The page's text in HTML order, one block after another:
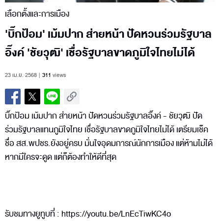
เลือกตั้งและการเมือง
'บิ๊กป้อม' เม้มปาก ส่ายหน้า ปัดหวนร่วมรัฐบาล
อิ๊งค์ 'ชัยวุฒิ' เชื่อรัฐบาลขาดภูมิใจไทยไม่ได้
23 เม.ย. 2568 311 views
บิ๊กป้อม เม้มปาก ส่ายหน้า ปัดหวนร่วมรัฐบาลอิ๊งค์ - ชัยวุฒิ ปัด
ร่วมรัฐบาลแทนภูมิใจไทย เชื่อรัฐบาลขาดภูมิใจไทยไม่ได้ เตรียมเช็ค
ชื่อ สส.พปชร.ยังอยู่ครบ มั่นใจอุดมการณ์นักการเมือง แต่ห้ามไม่ได้
หากมีใครจะดูด แต่ก็ต้องทำให้ดีที่สุด
รับชมทางยูทูบที่ : https://youtu.be/LnEcTiwKC4o